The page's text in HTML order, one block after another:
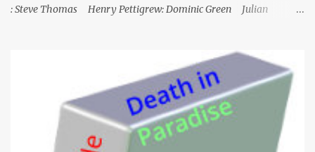
: Steve Thomas Henry Pettigrew: Dominic Green Julian
seinem Boot aufgefunden. Der Verdacht fällt zunächst auf die
Touristen, die das Boot mit seinem Steuermann am Tag des
Mordes gemietet hatten, und dann auf eine Gruppe von Touristen,
die das Boot am nächsten Tag mieten sollten. Einziges Problem:
Die Verdächtigen sind nach England zurückgekehrt. Der
Kommandant beschließt daraufhin, sein Team (mit Ausnahme von